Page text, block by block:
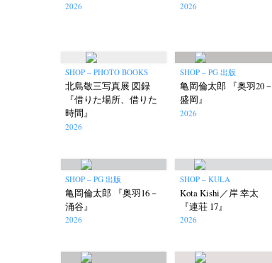
2026 2026
SHOP – PHOTO BOOKS
北島敬三写真展 図録
『借りた場所、借りた
時間』
2026
SHOP – PG 出版
亀岡倫太郎 『奥羽20－
盛岡』
2026
SHOP – PG 出版
亀岡倫太郎 『奥羽16－
涌谷』
2026
SHOP – KULA
Kota Kishi／岸 幸太
『連荘 17』
2026